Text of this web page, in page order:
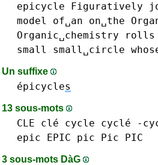
epicycle
Figuratively
model
of␣an on␣the
Organic␣chemistry
rolls
small
small␣circle
Un suffixe
épicycles
13 sous-mots
CLE clé cycle cyclé -
epic EPIC
pic Pic PIC
3 sous-mots DàG